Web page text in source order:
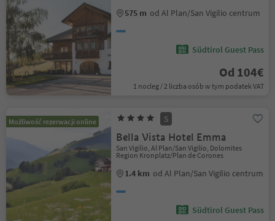
575 m od Al Plan/San Vigilio centrum
Südtirol Guest Pass
Od 104€
1 nocleg / 2 liczba osób w tym podatek VAT
Możliwość rezerwacji online S
Bella Vista Hotel Emma
San Vigilio, Al Plan/San Vigilio, Dolomites
Region Kronplatz/Plan de Corones
1.4 km od Al Plan/San Vigilio centrum
Südtirol Guest Pass